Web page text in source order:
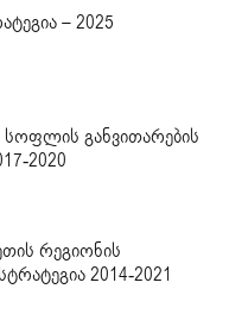
– 2025
განვითარების
2020
რეგიონის
2014-2021